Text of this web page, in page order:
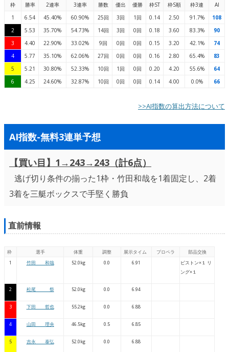
枠 勝率 2連率 3連率 勝数 優出 優勝 枠ST 枠S順 枠3連
AI
1
6.54 45.40% 60.90% 25回 3回 1回 0.14 2.50 91.7%
108
2
5.53 35.70% 54.73% 14回 3回 0回 0.18 3.60 83.3%
90
3
4.40 22.90% 33.02% 9回 0回 0回 0.15 3.20 42.1%
74
4
5.77 35.10% 62.06% 27回 0回 0回 0.16 2.80 65.4%
83
5
5.21 30.80% 52.33% 10回 1回 0回 0.20 4.20 55.6%
64
6
4.25 24.60% 32.87% 10回 0回 0回 0.14 4.00 0.0% 66
>>AI指数の算出方法について
AI指数-無料3連単予想
【買い目】1→243→243（計6点）
逃げ切り条件の揃った1枠・竹田和哉を1着固定し、2着
3着を三艇ボックスで手堅く勝負
直前情報
枠 選手 体重 調整 展示タイム プロペラ
部品交換
1
竹田 和哉 52.0kg 0.0 6.91
ピストン×１ リ
ング×１
2 松尾 祭 52.0kg 0.0 6.94
3 下田 哲也 55.2kg 0.0 6.88
4 山田 理央 46.5kg 0.5 6.85
5 吉永 泰弘 52.0kg 0.0 6.88